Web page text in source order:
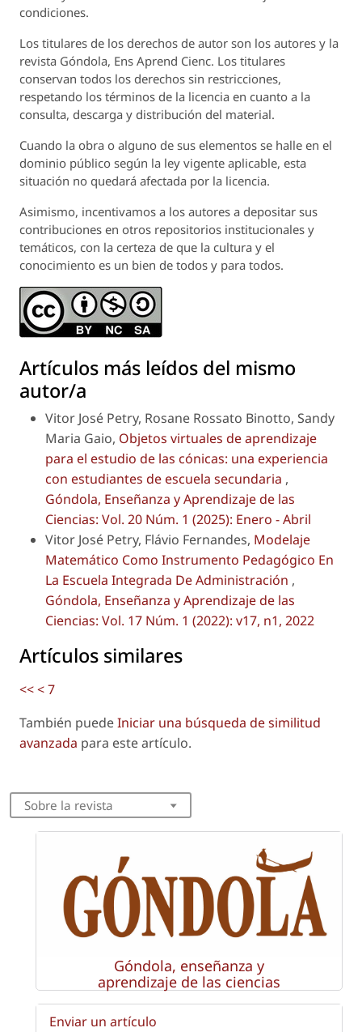
condiciones.
Los titulares de los derechos de autor son los autores y la
revista Góndola, Ens Aprend Cienc. Los titulares
conservan todos los derechos sin restricciones,
respetando los términos de la licencia en cuanto a la
consulta, descarga y distribución del material.
Cuando la obra o alguno de sus elementos se halle en el
dominio público según la ley vigente aplicable, esta
situación no quedará afectada por la licencia.
Asimismo, incentivamos a los autores a depositar sus
contribuciones en otros repositorios institucionales y
temáticos, con la certeza de que la cultura y el
conocimiento es un bien de todos y para todos.
Artículos más leídos del mismo
autor/a
Vitor José Petry, Rosane Rossato Binotto, Sandy
Maria Gaio, Objetos virtuales de aprendizaje
para el estudio de las cónicas: una experiencia
con estudiantes de escuela secundaria ,
Góndola, Enseñanza y Aprendizaje de las
Ciencias: Vol. 20 Núm. 1 (2025): Enero - Abril
Vitor José Petry, Flávio Fernandes, Modelaje
Matemático Como Instrumento Pedagógico En
La Escuela Integrada De Administración ,
Góndola, Enseñanza y Aprendizaje de las
Ciencias: Vol. 17 Núm. 1 (2022): v17, n1, 2022
Artículos similares
<<<7
También puedeIniciar una búsqueda de similitud
avanzada para este artículo.
Sobre la revista
Góndola, enseñanza y
aprendizaje de las ciencias
Enviar un artículo